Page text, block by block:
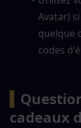
Avatar)
quelque
codes
cadeaux